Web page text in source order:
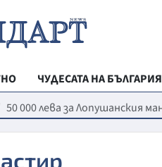
ЧУДЕСАТА НА БЪЛГАРИЯ
РЕГИОНАЛНИ
ВЕСТНИК
50 000 лева за Лопушанския